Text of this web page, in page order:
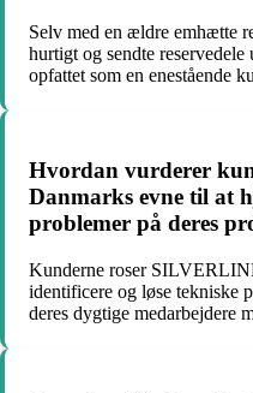
Selv med en ældre emhætte
hurtigt og sendte
opfattet som en enestående
Hvordan vurderer
Danmarks evne til at
problemer på deres
Kunderne roser
identificere og løse tekniske
deres dygtige medarbejdere